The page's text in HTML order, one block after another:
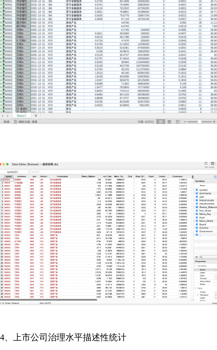
4、上市公司治理水平描述性统计